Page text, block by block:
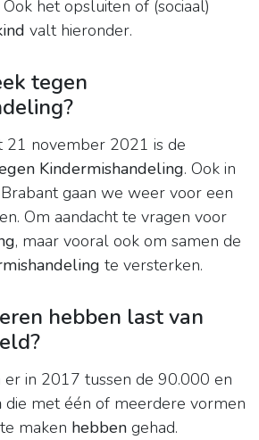
het opsluiten of (sociaal)
valt hieronder.
tegen
21 november 2021 is de
Kindermishandeling. Ook in
gaan we weer voor een
Om aandacht te vragen voor
, maar vooral ook om samen de
te versterken.
hebben last van
er in 2017 tussen de 90.000 en
die met één of meerdere vormen
maken hebben gehad.